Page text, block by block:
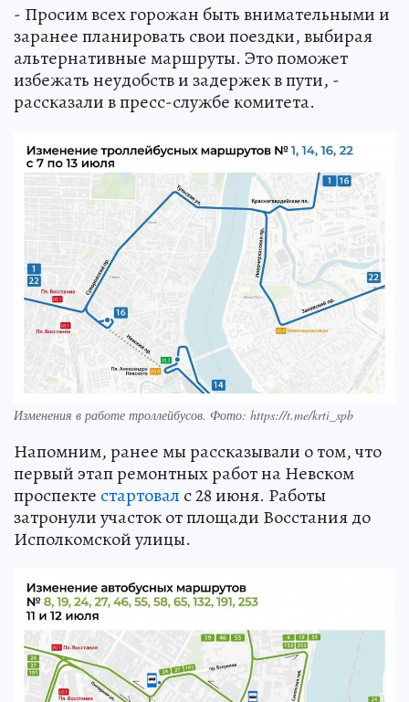
- Просим всех горожан быть внимательными и
заранее планировать свои поездки, выбирая
альтернативные маршруты. Это поможет
избежать неудобств и задержек в пути, -
рассказали в пресс-службе комитета.
Изменения в работе троллейбусов. Фото: https://t.me/krti_spb
Напомним, ранее мы рассказывали о том, что
первый этап ремонтных работ на Невском
проспекте стартовал с 28 июня. Работы
затронули участок от площади Восстания до
Исполкомской улицы.